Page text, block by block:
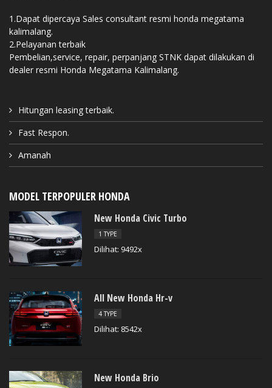
1.Dapat dipercaya Sales consultant resmi honda megatama
kalimalang.
2.Pelayanan terbaik
Pembelian,service, repair, perpanjang STNK dapat dilakukan di
dealer resmi Honda Megatama Kalimalang.
Hitungan leasing terbaik.
Fast Respon.
Amanah
MODEL TERPOPULER HONDA
New Honda Civic Turbo
1 TYPE
Dilihat: 9492x
All New Honda Hr-v
4 TYPE
Dilihat: 8542x
New Honda Brio